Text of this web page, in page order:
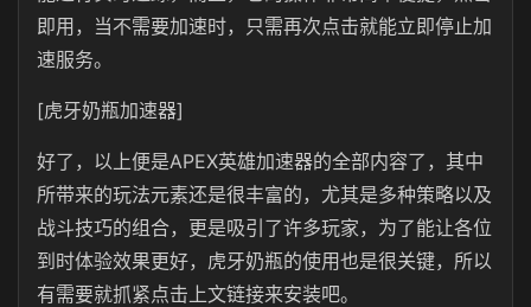
即用，当不需要加速时，只需再次点击就能立即停止加
速服务。
[虎牙奶瓶加速器]
好了，以上便是APEX英雄加速器的全部内容了，其中
所带来的玩法元素还是很丰富的，尤其是多种策略以及
战斗技巧的组合，更是吸引了许多玩家，为了能让各位
到时体验效果更好，虎牙奶瓶的使用也是很关键，所以
有需要就抓紧点击上文链接来安装吧。